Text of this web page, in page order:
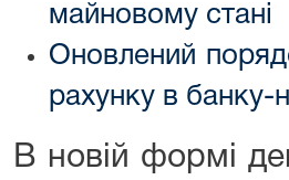
майновому стані
Оновлений
рахунку в банку-
В новій формі